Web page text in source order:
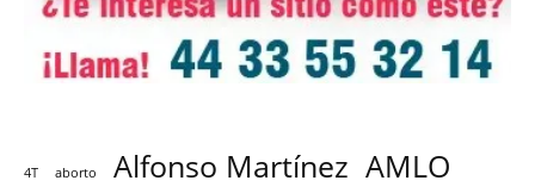
4T aborto Alfonso Martínez AMLO